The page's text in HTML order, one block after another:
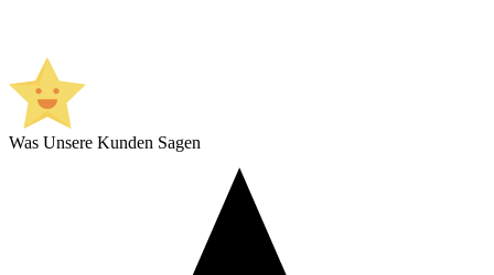
Was Unsere Kunden Sagen